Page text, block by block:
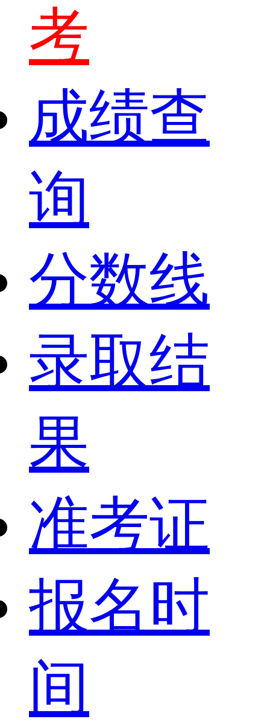
考
成绩查
询
分数线
录取结
果
准考证
报名时
间